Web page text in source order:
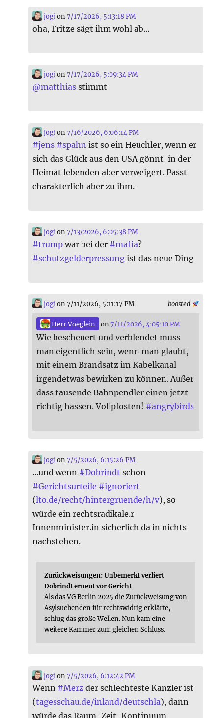
jogion7/17/2026, 5:13:18 PM
oha, Fritze sägt ihm wohl ab…
jogion7/17/2026, 5:09:34 PM
@matthias stimmt
jogion7/16/2026, 6:06:14 PM
#jens #spahn ist so ein Heuchler, wenn er
sich das Glück aus den USA gönnt, in der
Heimat lebenden aber verweigert. Passt
charakterlich aber zu ihm.
jogion7/13/2026, 6:05:38 PM
#trump war bei der #mafia?
#schutzgelderpressung ist das neue Ding
boosted
jogion 7/11/2026, 5:11:17 PM
Herr Voeglein on7/11/2026, 4:05:10 PM
Wie bescheuert und verblendet muss
man eigentlich sein, wenn man glaubt,
mit einem Brandsatz im Kabelkanal
irgendetwas bewirken zu können. Außer
dass tausende Bahnpendler einen jetzt
richtig hassen. Vollpfosten! #angrybirds
jogi on7/5/2026, 6:15:26 PM
...und wenn #Dobrindt schon
#Gerichtsurteile #ignoriert
(lto.de/recht/hintergruende/h/v), so
würde ein rechtsradikale.r
Innenminister.in sicherlich da in nichts
nachstehen.
Zurückweisungen: Unbemerkt verliert
Dobrindt erneut vor Gericht
Als das VG Berlin 2025 die Zurückweisung von
Asylsuchenden für rechtswidrig erklärte,
schlug das große Wellen. Nun kam eine
weitere Kammer zum gleichen Schluss.
jogi on7/5/2026, 6:12:42 PM
Wenn #Merz der schlechteste Kanzler ist
(tagesschau.de/inland/deutschla), dann
würde das Raum-Zeit-Kontinuum